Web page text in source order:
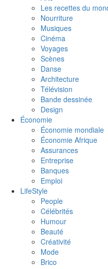
Les recettes du
Nourriture
Musiques
Cinéma
Voyages
Scènes
Danse
Architecture
Télévision
Bande dessinée
Design
Économie
Économie mondiale
Économie Afrique
Assurances
Entreprise
Banques
Emploi
LifeStyle
People
Célébrités
Humour
Beauté
Créativité
Mode
Brico